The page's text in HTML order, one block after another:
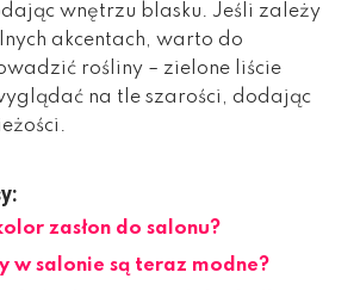
wnętrzu blasku. Jeśli zależy
akcentach, warto do
rośliny – zielone liście
na tle szarości, dodając
zasłon do salonu?
w salonie są teraz modne?